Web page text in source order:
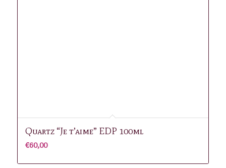
Quartz “Je t’aime” EDP 100ml
€60,00